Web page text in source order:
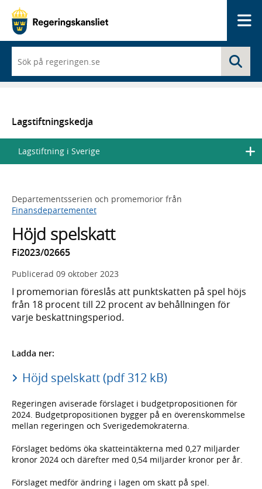
du
börjar
skriva
en
lista
med
sökförslag
Lagstiftningskedja
Lagstiftning i Sverige
Departementsserien och promemorior från
Finansdepartementet
Höjd spelskatt
Fi2023/02665
Publicerad 09 oktober 2023
I promemorian föreslås att punktskatten på spel höjs
från 18 procent till 22 procent av behållningen för
varje beskattningsperiod.
Ladda ner:
Höjd spelskatt (pdf 312 kB)
Regeringen aviserade förslaget i budgetpropositionen för
2024. Budgetpropositionen bygger på en överenskommelse
mellan regeringen och Sverigedemokraterna.
Förslaget bedöms öka skatteintäkterna med 0,27 miljarder
kronor 2024 och därefter med 0,54 miljarder kronor per år.
Förslaget medför ändring i lagen om skatt på spel.